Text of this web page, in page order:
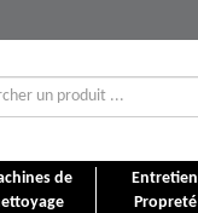
de
Entretien
Propreté